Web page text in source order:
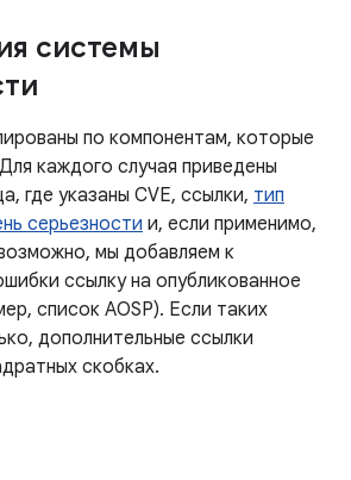
системы
по компонентам, которые
каждого случая приведены
где указаны CVE, ссылки, тип
серьезности и, если применимо,
мы добавляем к
ссылку на опубликованное
список AOSP). Если таких
дополнительные ссылки
скобках.